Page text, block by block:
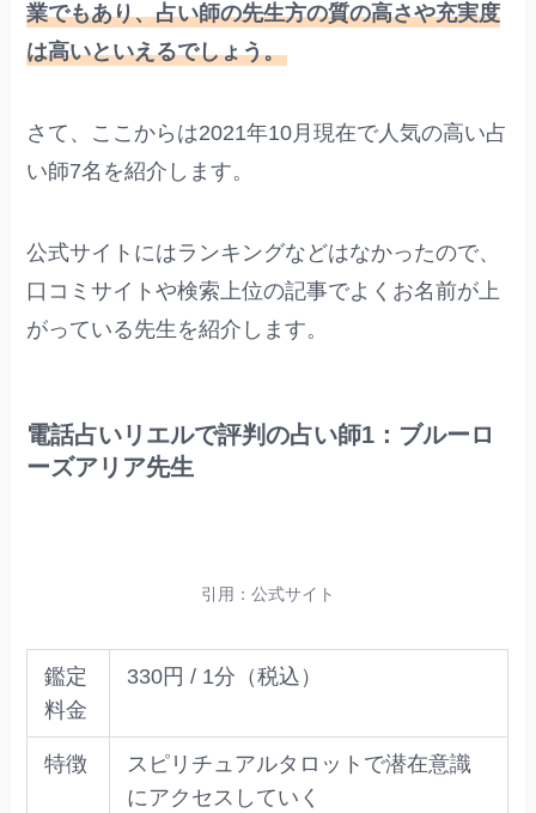
業でもあり、占い師の先生方の質の高さや充実度
は高いといえるでしょう。
さて、ここからは2021年10月現在で人気の高い占
い師7名を紹介します。
公式サイトにはランキングなどはなかったので、
口コミサイトや検索上位の記事でよくお名前が上
がっている先生を紹介します。
電話占いリエルで評判の占い師1：ブルーロ
ーズアリア先生
引用：公式サイト
鑑定
料金
330円 / 1分（税込）
特徴
スピリチュアルタロットで潜在意識
にアクセスしていく